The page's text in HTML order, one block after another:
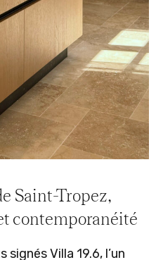
Saint-Tropez,
contemporanéité
Villa 19.6, l’un